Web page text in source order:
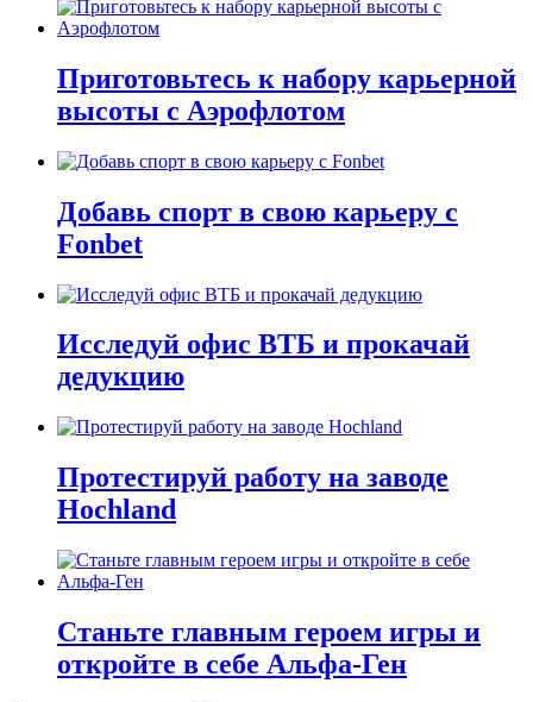
Приготовьтесь к набору карьерной
высоты с Аэрофлотом
Добавь спорт в свою карьеру с
Fonbet
Исследуй офис ВТБ и прокачай
дедукцию
Протестируй работу на заводе
Hochland
Станьте главным героем игры и
откройте в себе Альфа-Ген